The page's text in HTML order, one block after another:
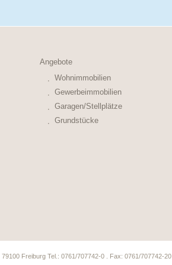
Angebote
Wohnimmobilien
Gewerbeimmobilien
Garagen/Stellplätze
Grundstücke
Freiburg Tel.: 0761/707742-0 . Fax: 0761/707742-20